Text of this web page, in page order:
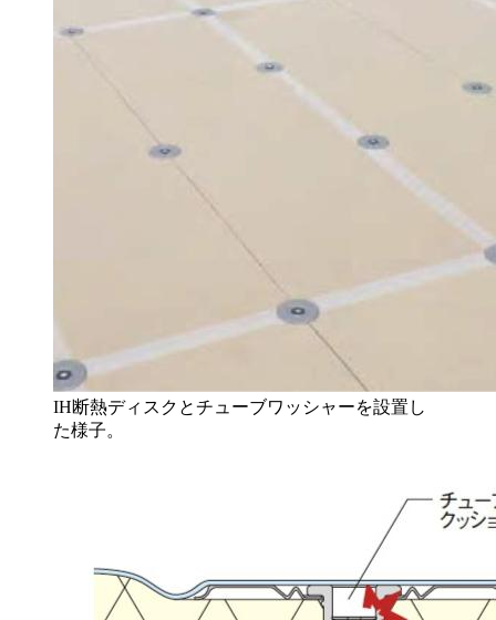
IH断熱ディスクとチューブワッシャーを設置し
た様子。